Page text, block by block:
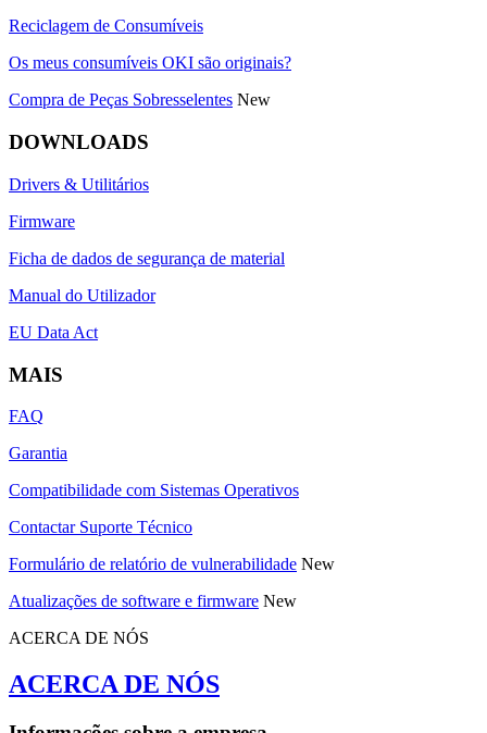
Reciclagem de Consumíveis
Os meus consumíveis OKI são originais?
Compra de Peças Sobresselentes New
DOWNLOADS
Drivers & Utilitários
Firmware
Ficha de dados de segurança de material
Manual do Utilizador
EU Data Act
MAIS
FAQ
Garantia
Compatibilidade com Sistemas Operativos
Contactar Suporte Técnico
Formulário de relatório de vulnerabilidade New
Atualizações de software e firmware New
ACERCA DE NÓS
ACERCA DE NÓS